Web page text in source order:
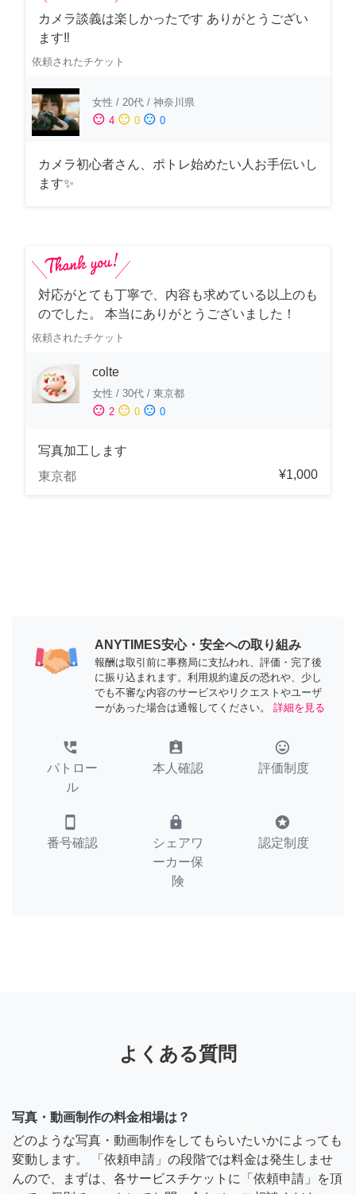
カメラ談義は楽しかったです ありがとうござい
ます‼️
依頼されたチケット
女性 / 20代 / 神奈川県
sentiment_satisfied 4 sentiment_neutral 0 sentiment_dissatisfied 0
カメラ初心者さん、ポトレ始めたい人お手伝いし
ます✨
対応がとても丁寧で、内容も求めている以上のも
のでした。 本当にありがとうございました！
依頼されたチケット
colte
女性 / 30代 / 東京都
sentiment_satisfied 2 sentiment_neutral 0 sentiment_dissatisfied 0
写真加工します
東京都
¥1,000
ANYTIMES安心・安全への取り組み
報酬は取引前に事務局に支払われ、評価・完了後
に振り込まれます。利用規約違反の恐れや、少し
でも不審な内容のサービスやリクエストやユーザ
ーがあった場合は通報してください。
詳細を見る
perm_phone_msg
パトロー
ル
assignment_ind
本人確認
tag_faces
評価制度
smartphone
番号確認
lock
シェアワ
ーカー保
険
stars
認定制度
よくある質問
写真・動画制作の料金相場は？
どのような写真・動画制作をしてもらいたいかによっても
変動します。 「依頼申請」の段階では料金は発生しませ
んので、まずは、各サービスチケットに「依頼申請」を頂